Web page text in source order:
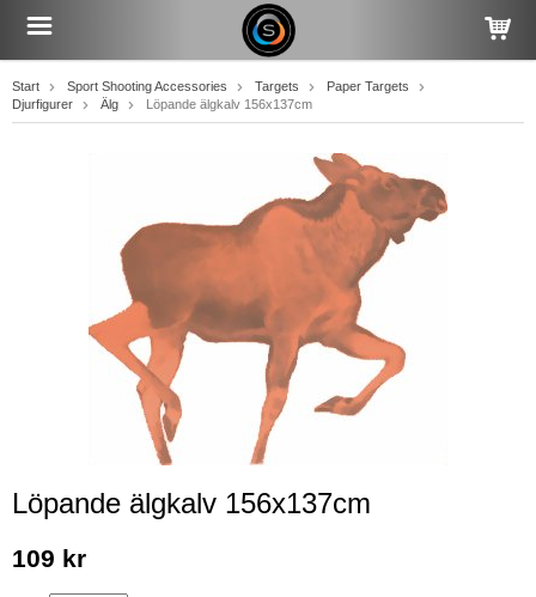
Start Sport Shooting Accessories Targets
Paper Targets
Djurfigurer
Älg Löpande älgkalv 156x137cm
Löpande älgkalv 156x137cm
109 kr